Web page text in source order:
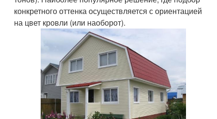
конкретного оттенка осуществляется с ориентацией
на цвет кровли (или наоборот).